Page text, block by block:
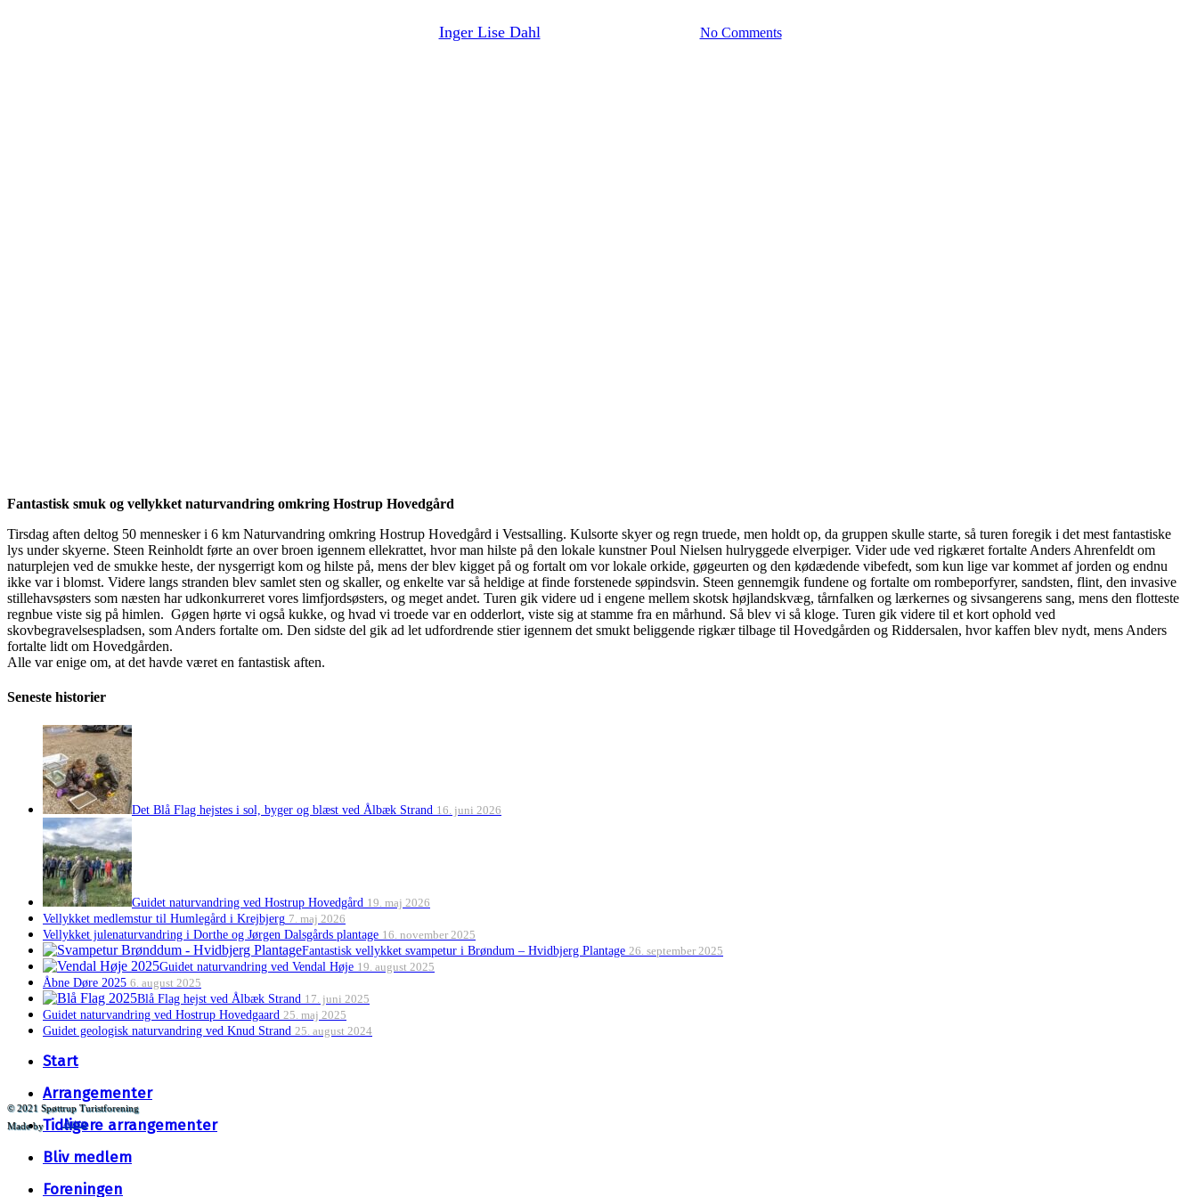
Inger Lise Dahl No Comments
Fantastisk smuk og vellykket naturvandring omkring Hostrup Hovedgård
Tirsdag aften deltog 50 mennesker i 6 km Naturvandring omkring Hostrup Hovedgård i Vestsalling. Kulsorte skyer og regn truede, men holdt op, da gruppen skulle starte, så turen foregik i det mest fantastiske
lys under skyerne. Steen Reinholdt førte an over broen igennem ellekrattet, hvor man hilste på den lokale kunstner Poul Nielsen hulryggede elverpiger. Vider ude ved rigkæret fortalte Anders Ahrenfeldt om
naturplejen ved de smukke heste, der nysgerrigt kom og hilste på, mens der blev kigget på og fortalt om vor lokale orkide, gøgeurten og den kødædende vibefedt, som kun lige var kommet af jorden og endnu
ikke var i blomst. Videre langs stranden blev samlet sten og skaller, og enkelte var så heldige at finde forstenede søpindsvin. Steen gennemgik fundene og fortalte om rombeporfyrer, sandsten, flint, den invasive
stillehavsøsters som næsten har udkonkurreret vores limfjordsøsters, og meget andet. Turen gik videre ud i engene mellem skotsk højlandskvæg, tårnfalken og lærkernes og sivsangerens sang, mens den flotteste
regnbue viste sig på himlen. Gøgen hørte vi også kukke, og hvad vi troede var en odderlort, viste sig at stamme fra en mårhund. Så blev vi så kloge. Turen gik videre til et kort ophold ved
skovbegravelsespladsen, som Anders fortalte om. Den sidste del gik ad let udfordrende stier igennem det smukt beliggende rigkær tilbage til Hovedgården og Riddersalen, hvor kaffen blev nydt, mens Anders
fortalte lidt om Hovedgården.
Alle var enige om, at det havde været en fantastisk aften.
Seneste historier
Det Blå Flag hejstes i sol, byger og blæst ved Ålbæk Strand 16. juni 2026
Guidet naturvandring ved Hostrup Hovedgård 19. maj 2026
Vellykket medlemstur til Humlegård i Krejbjerg 7. maj 2026
Vellykket julenaturvandring i Dorthe og Jørgen Dalsgårds plantage 16. november 2025
Fantastisk vellykket svampetur i Brøndum – Hvidbjerg Plantage 26. september 2025
Guidet naturvandring ved Vendal Høje 19. august 2025
Åbne Døre 2025 6. august 2025
Blå Flag hejst ved Ålbæk Strand 17. juni 2025
Guidet naturvandring ved Hostrup Hovedgaard 25. maj 2025
Guidet geologisk naturvandring ved Knud Strand 25. august 2024
Close
© 2021 Spøttrup Turistforening
Made by
Artco
Start
Arrangementer
Tidligere arrangementer
Bliv medlem
Foreningen